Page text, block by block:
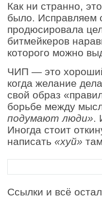
Как ни странно,
было. Исправляем
продюсировала
битмейкеров
которого можно
ЧИП — это
когда желание
свой образ
борьбе между
подумают люди».
Иногда стоит
написать «хуй»
Ссылки и всё